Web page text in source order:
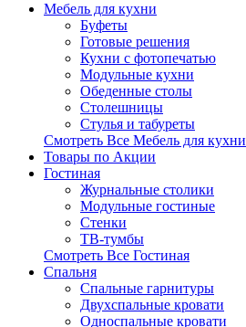
Мебель для кухни
Буфеты
Готовые решения
Кухни с фотопечатью
Модульные кухни
Обеденные столы
Столешницы
Стулья и табуреты
Смотреть Все Мебель для кухни
Товары по Акции
Гостиная
Журнальные столики
Модульные гостиные
Стенки
ТВ-тумбы
Смотреть Все Гостиная
Спальня
Спальные гарнитуры
Двухспальные кровати
Односпальные кровати